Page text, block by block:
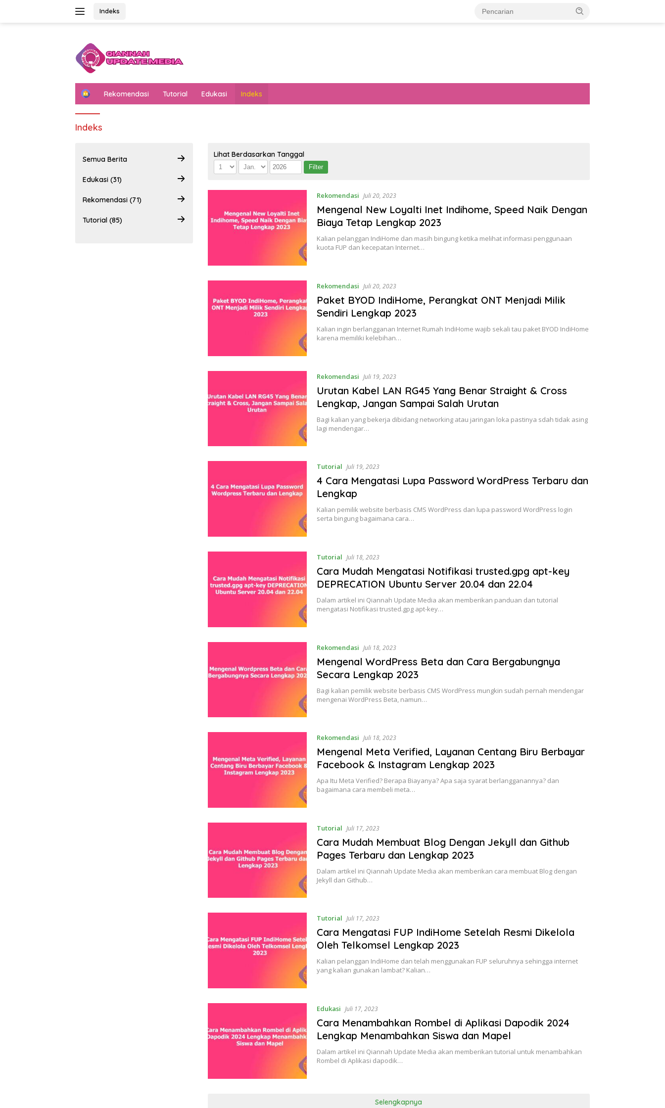
Indeks
H
Rekomendasi Tutorial Edukasi Indeks
Indeks
Semua Berita
Edukasi (31)
Rekomendasi (71)
Tutorial (85)
Lihat Berdasarkan Tanggal
Rekomendasi Juli 20, 2023
Mengenal New Loyalti Inet Indihome, Speed Naik Dengan
Biaya Tetap Lengkap 2023
Kalian pelanggan IndiHome dan masih bingung ketika melihat informasi penggunaan
kuota FUP dan kecepatan Internet…
Rekomendasi Juli 20, 2023
Paket BYOD IndiHome, Perangkat ONT Menjadi Milik
Sendiri Lengkap 2023
Kalian ingin berlangganan Internet Rumah IndiHome wajib sekali tau paket BYOD IndiHome
karena memiliki kelebihan…
Rekomendasi Juli 19, 2023
Urutan Kabel LAN RG45 Yang Benar Straight & Cross
Lengkap, Jangan Sampai Salah Urutan
Bagi kalian yang bekerja dibidang networking atau jaringan loka pastinya sdah tidak asing
lagi mendengar…
Tutorial Juli 19, 2023
4 Cara Mengatasi Lupa Password WordPress Terbaru dan
Lengkap
Kalian pemilik website berbasis CMS WordPress dan lupa password WordPress login
serta bingung bagaimana cara…
Tutorial Juli 18, 2023
Cara Mudah Mengatasi Notifikasi trusted.gpg apt-key
DEPRECATION Ubuntu Server 20.04 dan 22.04
Dalam artikel ini Qiannah Update Media akan memberikan panduan dan tutorial
mengatasi Notifikasi trusted.gpg apt-key…
Rekomendasi Juli 18, 2023
Mengenal WordPress Beta dan Cara Bergabungnya
Secara Lengkap 2023
Bagi kalian pemilik website berbasis CMS WordPress mungkin sudah pernah mendengar
mengenai WordPress Beta, namun…
Rekomendasi Juli 18, 2023
Mengenal Meta Verified, Layanan Centang Biru Berbayar
Facebook & Instagram Lengkap 2023
Apa Itu Meta Verified? Berapa Biayanya? Apa saja syarat berlangganannya? dan
bagaimana cara membeli meta…
Tutorial Juli 17, 2023
Cara Mudah Membuat Blog Dengan Jekyll dan Github
Pages Terbaru dan Lengkap 2023
Dalam artikel ini Qiannah Update Media akan memberikan cara membuat Blog dengan
Jekyll dan Github…
Tutorial Juli 17, 2023
Cara Mengatasi FUP IndiHome Setelah Resmi Dikelola
Oleh Telkomsel Lengkap 2023
Kalian pelanggan IndiHome dan telah menggunakan FUP seluruhnya sehingga internet
yang kalian gunakan lambat? Kalian…
Edukasi Juli 17, 2023
Cara Menambahkan Rombel di Aplikasi Dapodik 2024
Lengkap Menambahkan Siswa dan Mapel
Dalam artikel ini Qiannah Update Media akan memberikan tutorial untuk menambahkan
Rombel di Aplikasi dapodik…
Selengkapnya